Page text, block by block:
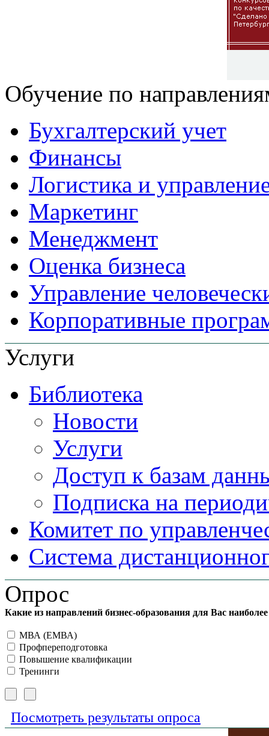
Обучение по
Бухгалтерский учет
Финансы
Логистика и
Маркетинг
Менеджмент
Оценка бизнеса
Управление
Корпоративные
Услуги
Библиотека
Новости
Услуги
Доступ к базам
Подписка на
Комитет по
Система
Опрос
Какие из направлений бизнес-образования для Вас
МВА (ЕМВА)
Профпереподготовка
Повышение квалификации
Тренинги
Посмотреть результаты опроса